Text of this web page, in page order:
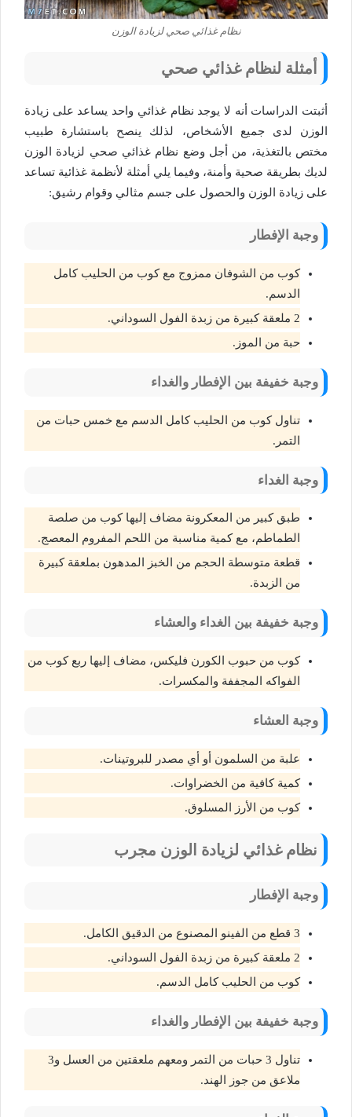
نظام غذائي صحي لزيادة الوزن
أمثلة لنظام غذائي صحي
أثبتت الدراسات أنه لا يوجد نظام غذائي واحد يساعد على زيادة
الوزن لدى جميع الأشخاص، لذلك ينصح باستشارة طبيب
مختص بالتغذية، من أجل وضع نظام غذائي صحي لزيادة الوزن
لديك بطريقة صحية وأمنة، وفيما يلي أمثلة لأنظمة غذائية تساعد
على زيادة الوزن والحصول على جسم مثالي وقوام رشيق:
وجبة الإفطار
كوب من الشوفان ممزوج مع كوب من الحليب كامل
الدسم.
2 ملعقة كبيرة من زبدة الفول السوداني.
حبة من الموز.
وجبة خفيفة بين الإفطار والغداء
تناول كوب من الحليب كامل الدسم مع خمس حبات من
التمر.
وجبة الغداء
طبق كبير من المعكرونة مضاف إليها كوب من صلصة
الطماطم، مع كمية مناسبة من اللحم المفروم المعصج.
قطعة متوسطة الحجم من الخبز المدهون بملعقة كبيرة
من الزبدة.
وجبة خفيفة بين الغداء والعشاء
كوب من حبوب الكورن فليكس، مضاف إليها ربع كوب من
الفواكه المجففة والمكسرات.
وجبة العشاء
علبة من السلمون أو أي مصدر للبروتينات.
كمية كافية من الخضراوات.
كوب من الأرز المسلوق.
نظام غذائي لزيادة الوزن مجرب
وجبة الإفطار
3 قطع من الفينو المصنوع من الدقيق الكامل.
2 ملعقة كبيرة من زبدة الفول السوداني.
كوب من الحليب كامل الدسم.
وجبة خفيفة بين الإفطار والغداء
تناول 3 حبات من التمر ومعهم ملعقتين من العسل و3
ملاعق من جوز الهند.